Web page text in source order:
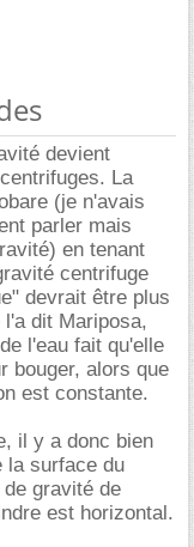
devient
La
(je n'avais
parler mais
en tenant
centrifuge
devrait être plus
l'a dit Mariposa,
l'eau fait qu'elle
bouger, alors que
est constante.
il y a donc bien
la surface du
gravité de
est horizontal.